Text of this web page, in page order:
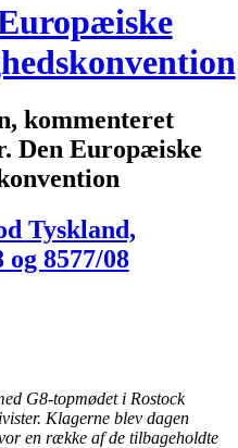
kommenteret
Den Europæiske
Tyskland,
og 8577/08
G8-topmødet i Rostock
Klagerne blev dagen
en række af de tilbageholdte